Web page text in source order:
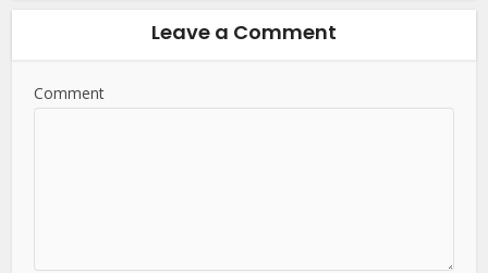
Leave a Comment
Comment